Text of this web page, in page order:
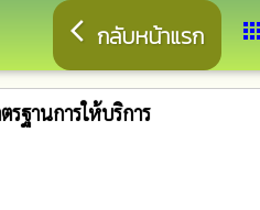
arrow_back_ios กลับหน้าแรก
รฐานการให้บริการ